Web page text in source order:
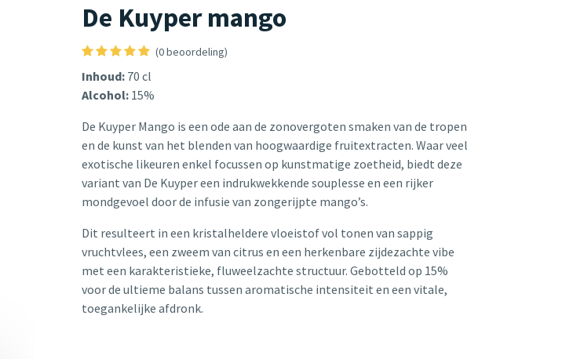
De Kuyper mango
(0 beoordeling)
Inhoud: 70 cl
Alcohol: 15%
De Kuyper Mango is een ode aan de zonovergoten smaken van de tropen
en de kunst van het blenden van hoogwaardige fruitextracten. Waar veel
exotische likeuren enkel focussen op kunstmatige zoetheid, biedt deze
variant van De Kuyper een indrukwekkende souplesse en een rijker
mondgevoel door de infusie van zongerijpte mango’s.
Dit resulteert in een kristalheldere vloeistof vol tonen van sappig
vruchtvlees, een zweem van citrus en een herkenbare zijdezachte vibe
met een karakteristieke, fluweelzachte structuur. Gebotteld op 15%
voor de ultieme balans tussen aromatische intensiteit en een vitale,
toegankelijke afdronk.